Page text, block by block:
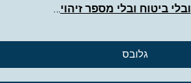
ובלי ביטוח ובלי מספר זיהוי…
גלובס